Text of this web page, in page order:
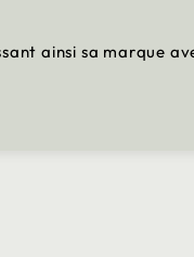
ainsi sa marque